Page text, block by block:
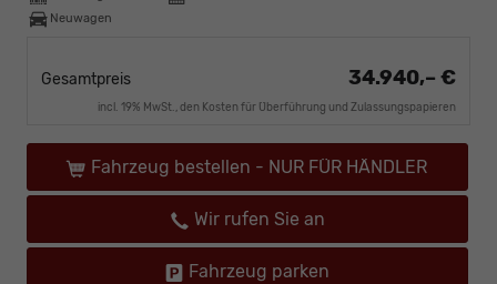
Neuwagen
Gesamtpreis 34.940,– €
incl. 19% MwSt., den Kosten für Überführung und Zulassungspapieren
Fahrzeug bestellen - NUR FÜR HÄNDLER
Wir rufen Sie an
Fahrzeug parken